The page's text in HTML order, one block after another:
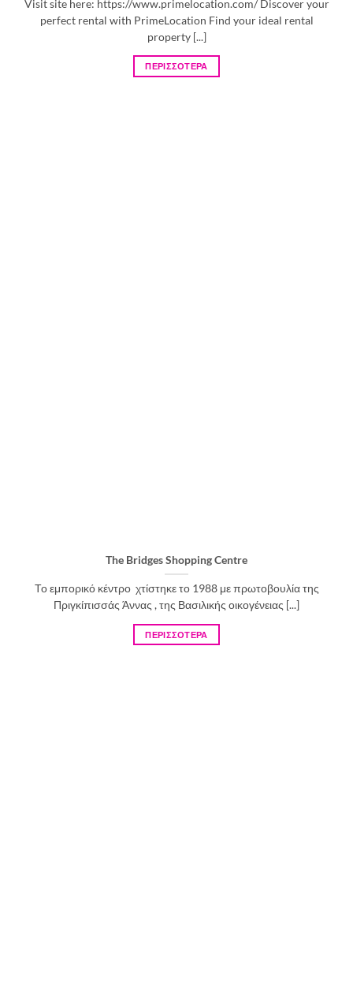
Visit site here: https://www.primelocation.com/ Discover your
perfect rental with PrimeLocation Find your ideal rental
property [...]
ΠΕΡΙΣΣΟΤΕΡΑ
The Bridges Shopping Centre
Το εμπορικό κέντρο χτίστηκε το 1988 με πρωτοβουλία της
Πριγκίπισσάς Άννας , της Βασιλικής οικογένειας [...]
ΠΕΡΙΣΣΟΤΕΡΑ